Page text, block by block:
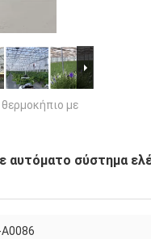
θερμοκήπιο με
αυτόματο σύστημα